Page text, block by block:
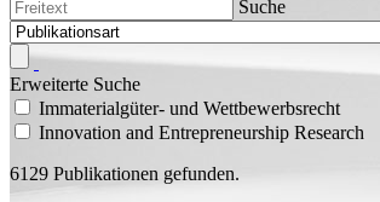
Suche
Erweiterte Suche
Immaterialgüter- und Wettbewerbsrecht
Innovation and Entrepreneurship Research
6129 Publikationen gefunden.